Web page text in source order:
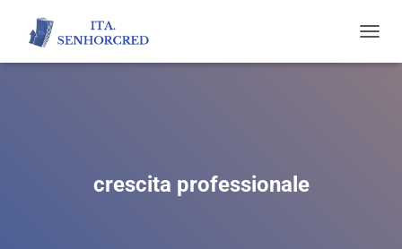
crescita professionale